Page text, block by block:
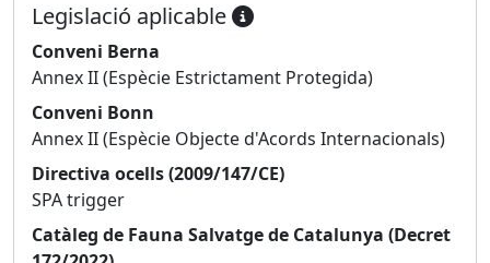
Legislació aplicable
Conveni Berna
Annex II (Espècie Estrictament Protegida)
Conveni Bonn
Annex II (Espècie Objecte d'Acords Internacionals)
Directiva ocells (2009/147/CE)
SPA trigger
Catàleg de Fauna Salvatge de Catalunya (Decret